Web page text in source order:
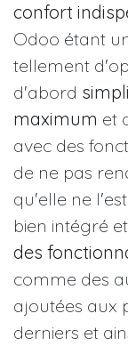
confort
Odoo étant
tellement
d'abord
maximum et
avec des
de ne pas
qu'elle ne
bien intégré
des
comme des
ajoutées aux
derniers et